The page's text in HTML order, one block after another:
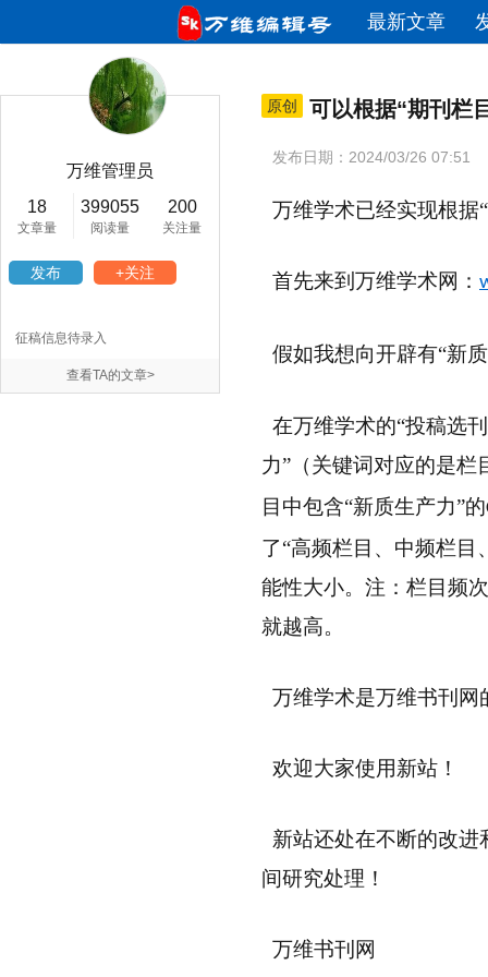
最新文章
万维管理员
18
文章量
399055
阅读量
200
关注量
发布 +关注
征稿信息待录入
查看TA的文章>
原创 可以根据“期刊栏
发布日期：2024/03/26 07:51
万维学术已经实现根据
首先来到万维学术网：
假如我想向开辟有“新
在万维学术的“投稿选
力”（关键词对应的是栏
目中包含“新质生产力”的
了“高频栏目、中频栏目
能性大小。注：栏目频
就越高。
万维学术是万维书刊网
欢迎大家使用新站！
新站还处在不断的改
间研究处理！
万维书刊网